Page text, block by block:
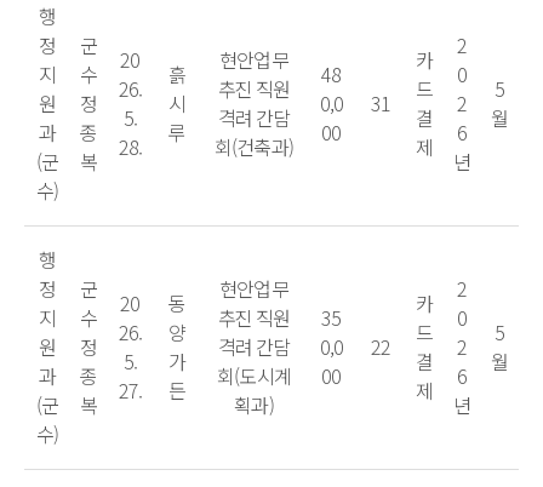
행
정
지
원
과
(군
수)
군
수
정
종
복
20
26.
5.
28.
흙
시
루
현안업무
추진 직원
격려 간담
회(건축과)
48
0,0
00
31
카
드
결
제
2
0
2
6
년
5
월
행
정
지
원
과
(군
수)
군
수
정
종
복
20
26.
5.
27.
동
양
가
든
현안업무
추진 직원
격려 간담
회(도시계
획과)
35
0,0
00
22
카
드
결
제
2
0
2
6
년
5
월